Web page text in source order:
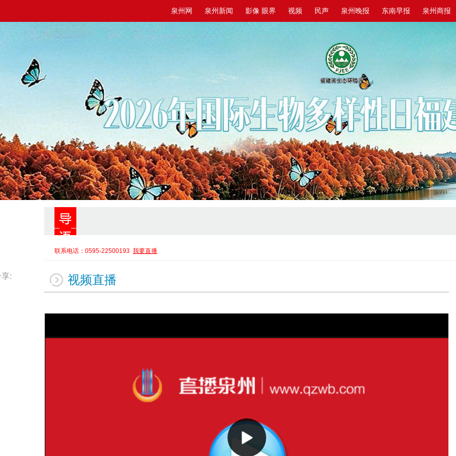
泉州网 泉州新闻 影像 眼界 视频 民声 泉州晚报 东南早报 泉州商报
联系电话：0595-22500193 我要直播
视频直播
: